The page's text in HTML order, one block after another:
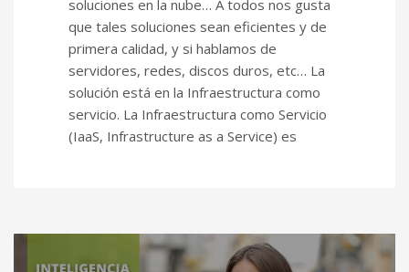
soluciones en la nube… A todos nos gusta
que tales soluciones sean eficientes y de
primera calidad, y si hablamos de
servidores, redes, discos duros, etc… La
solución está en la Infraestructura como
servicio. La Infraestructura como Servicio
(IaaS, Infrastructure as a Service) es